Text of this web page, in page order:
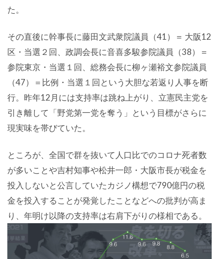
た。
その直後に幹事長に藤田文武衆院議員（41）＝ 大阪12
区・当選２回、政調会長に音喜多駿参院議員（38）＝
参院東京・当選１回、総務会長に柳ヶ瀬裕文参院議員
（47）＝比例・当選１回という大胆な若返り人事を断
行。昨年12月には支持率は跳ね上がり、立憲民主党を
引き離して「野党第一党を奪う」という目標がさらに
現実味を帯びていた。
ところが、全国で群を抜いて人口比でのコロナ死者数
が多いことや吉村知事や松井一郎・大阪市長が税金を
投入しないと公言していたカジノ構想で790億円の税
金を投入することが発覚したことなどへの批判が高ま
り、年明け以降の支持率は右肩下がりの様相である。